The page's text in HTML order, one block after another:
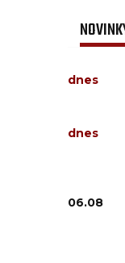
dnes
dnes
06.08